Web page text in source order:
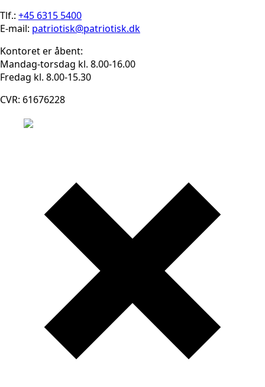
Tlf.: +45 6315 5400
E-mail: patriotisk@patriotisk.dk
Kontoret er åbent:
Mandag-torsdag kl. 8.00-16.00
Fredag kl. 8.00-15.30
CVR: 61676228